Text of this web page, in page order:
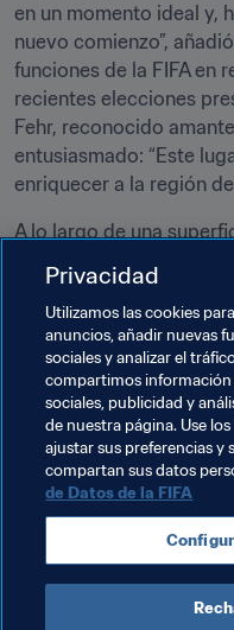
en un momento ideal y,
nuevo comienzo”,
funciones de la FIFA en
recientes elecciones
Fehr, reconocido
entusiasmado: “Este
enriquecer a la región de
A lo largo de una
500 vídeos, 60
brindarán al visitante
museo dispone, para
deportivo, un bistró
como de salas para la
seminarios.
Temas
Organización
Privacidad
Utilizamos las cookies
anuncios, añadir nuevas
sociales y analizar el
compartimos información
sociales, publicidad y
de nuestra página. Use
ajustar sus preferencias y
compartan sus datos
de Datos de la FIFA